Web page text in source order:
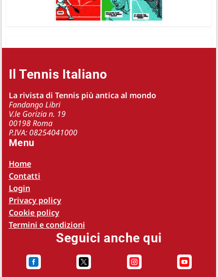
Il Tennis Italiano
La rivista di Tennis più antica al mondo
Fandango Libri
V.le Gorizia n. 19
00198 Roma
P.IVA: 08254041000
Menu
Home
Contatti
Login
Privacy policy
Cookie policy
Termini e condizioni
Seguici anche qui
   